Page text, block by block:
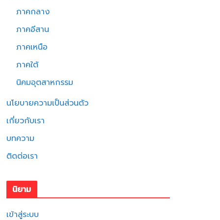
ภาคกลาง
ภาคอีสาน
ภาคเหนือ
ภาคใต้
นิคมอุตสาหกรรม
นโยบายความเป็นส่วนตัว
เกี่ยวกับเรา
บทความ
ติดต่อเรา
นิยาม
เข้าสู่ระบบ